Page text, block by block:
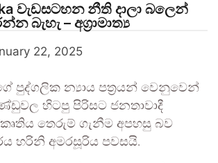
වැඩසටහන නීති දාලා බලෙන්
බැහැ – අග්‍රාමාත්‍ය
22, 2025
පුද්ගලික න්‍යාය පත්‍රයන් වෙනුවෙන්
හිටපු පිරිසට ජනතාවාදී
තෙරුම් ගැනීම අපහසු බව
හරිනි අමරසූරිය පවසයි.